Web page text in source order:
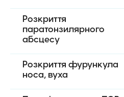
Розкриття
паратонзилярного
абсцесу
Розкриття фурункула
носа, вуха